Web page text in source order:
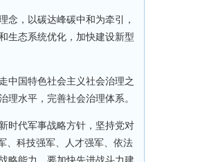
，以碳达峰碳中和为牵引，
生态系统优化，加快建设新型
国特色社会主义社会治理之
水平，完善社会治理体系。
时代军事战略方针，坚持党对
、科技强军、人才强军、依法